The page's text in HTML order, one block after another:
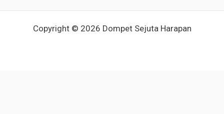
Copyright © 2026 Dompet Sejuta Harapan